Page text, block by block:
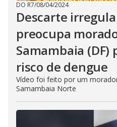
DO R7/08/04/2024
Descarte
preocupa
Samambaia (DF)
risco de dengue
Vídeo foi feito por um
Samambaia Norte